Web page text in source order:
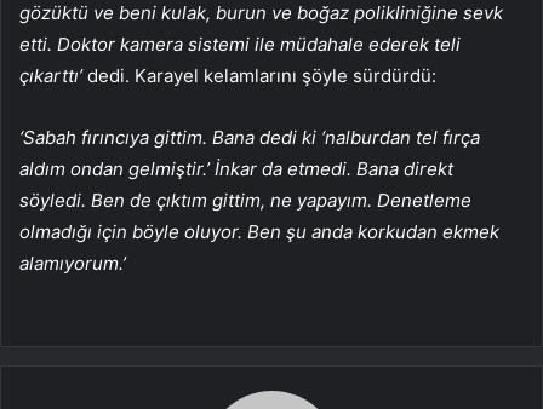
gözüktü ve beni kulak, burun ve boğaz polikliniğine sevk
etti. Doktor kamera sistemi ile müdahale ederek teli
çıkarttı’dedi. Karayel kelamlarını şöyle sürdürdü:
‘Sabah fırıncıya gittim. Bana dedi ki ‘nalburdan tel fırça
aldım ondan gelmiştir.’ İnkar da etmedi. Bana direkt
söyledi. Ben de çıktım gittim, ne yapayım. Denetleme
olmadığı için böyle oluyor. Ben şu anda korkudan ekmek
alamıyorum.’